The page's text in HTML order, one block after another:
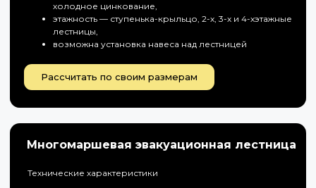
холодное цинкование,
этажность — ступенька-крыльцо, 2-х, 3-х и 4-хэтажные
лестницы,
возможна установка навеса над лестницей
Рассчитать по своим размерам
Многомаршевая эвакуационная лестница
Технические характеристики